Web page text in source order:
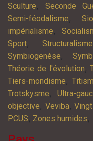
Sculture, Seconde
Semi-féodalisme,
impérialisme,
Sport, Structuralisme
Symbiogenèse,
Théorie de l'évolution,
Tiers-mondisme,
Trotskysme,Ultra-
objective, Veviba,
PCUS, Zones humides,